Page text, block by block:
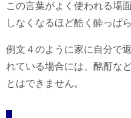
この言葉がよく使われる場
しなくなるほど酷く酔っぱ
例文４のように家に自分で
れている場合には、酩酊な
とはできません。